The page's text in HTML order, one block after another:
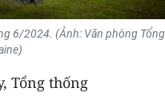
6/2024. (Ảnh: Văn phòng Tổng
Tổng thống